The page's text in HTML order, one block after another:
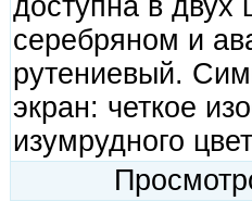
доступна в двух
серебряном и
рутениевый.
экран: четкое
изумрудного